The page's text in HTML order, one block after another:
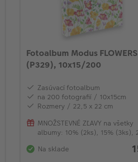
Fotoalbum Modus FLOWERS
(P329), 10x15/200
Zasúvací fotoalbum
na 200 fotografií / 10x15cm
Rozmery / 22,5 x 22 cm
MNOŽSTEVNÉ ZĽAVY na všetky
albumy: 10% (2ks), 15% (3ks),
Na sklade